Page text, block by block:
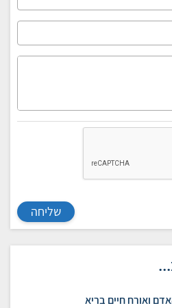
שליחה
ואורח חיים בריא